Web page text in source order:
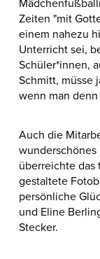
Zeiten "mit
einem nahezu
Unterricht sei,
Schüler*innen,
Schmitt, müsse
wenn man
Auch die
wunderschönes
überreichte das
gestaltete
persönliche
und Eline
Stecker.